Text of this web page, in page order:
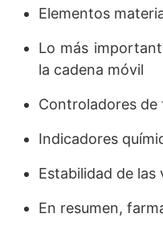
Elementos
Lo más
la cadena móvil
Controladores de
Indicadores
Estabilidad de las
En resumen,